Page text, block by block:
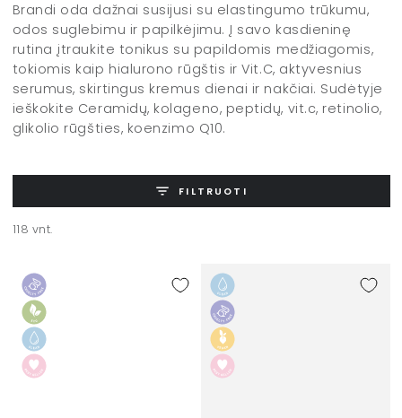
Brandi oda dažnai susijusi su elastingumo trūkumu,
odos suglebimu ir papilkėjimu. Į savo kasdieninę
rutina įtraukite tonikus su papildomis medžiagomis,
tokiomis kaip hialurono rūgštis ir Vit.C, aktyvesnius
serumus, skirtingus kremus dienai ir nakčiai. Sudėtyje
ieškokite Ceramidų, kolageno, peptidų, vit.c, retinolio,
glikolio rūgšties, koenzimo Q10.
FILTRUOTI
118 vnt.